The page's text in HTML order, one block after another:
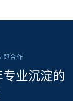
即合作
业沉淀的